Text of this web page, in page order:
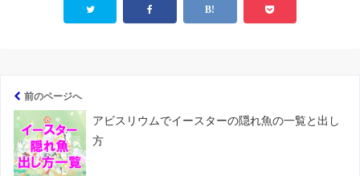
前のページへ
アビスリウムでイースターの隠れ魚の一覧と出し
方